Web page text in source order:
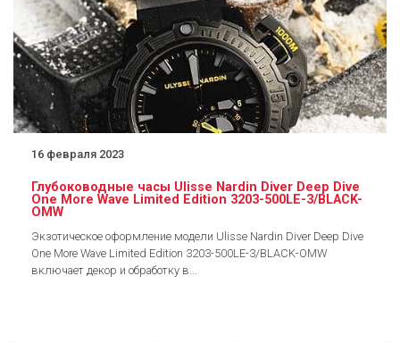
16 февраля 2023
Глубоководные часы Ulisse Nardin Diver Deep Dive
One More Wave Limited Edition 3203-500LE-3/BLACK-
OMW
Экзотическое оформление модели Ulisse Nardin Diver Deep Dive
One More Wave Limited Edition 3203-500LE-3/BLACK-OMW
включает декор и обработку в...